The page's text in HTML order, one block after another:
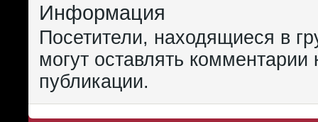
Информация
Посетители, находящиеся в
могут оставлять комментарии
публикации.